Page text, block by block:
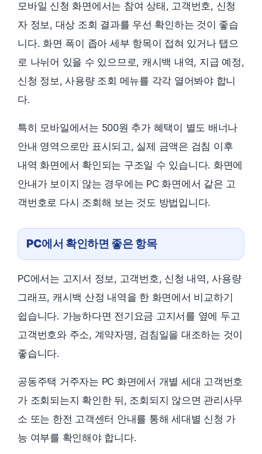
모바일 신청 화면에서는 참여 상태, 고객번호, 신청
자 정보, 대상 조회 결과를 우선 확인하는 것이 좋습
니다. 화면 폭이 좁아 세부 항목이 접혀 있거나 탭으
로 나뉘어 있을 수 있으므로, 캐시백 내역, 지급 예정,
신청 정보, 사용량 조회 메뉴를 각각 열어봐야 합니
다.
특히 모바일에서는 500원 추가 혜택이 별도 배너나
안내 영역으로만 표시되고, 실제 금액은 검침 이후
내역 화면에서 확인되는 구조일 수 있습니다. 화면에
안내가 보이지 않는 경우에는 PC 화면에서 같은 고
객번호로 다시 조회해 보는 것도 방법입니다.
PC에서 확인하면 좋은 항목
PC에서는 고지서 정보, 고객번호, 신청 내역, 사용량
그래프, 캐시백 산정 내역을 한 화면에서 비교하기
쉽습니다. 가능하다면 전기요금 고지서를 옆에 두고
고객번호와 주소, 계약자명, 검침일을 대조하는 것이
좋습니다.
공동주택 거주자는 PC 화면에서 개별 세대 고객번호
가 조회되는지 확인한 뒤, 조회되지 않으면 관리사무
소 또는 한전 고객센터 안내를 통해 세대별 신청 가
능 여부를 확인해야 합니다.